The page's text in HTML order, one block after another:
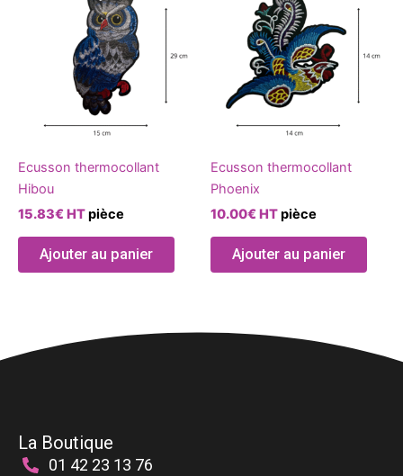
Ecusson thermocollant
Hibou
15.83€ HTpièce
Ajouter au panier
Ecusson thermocollant
Phoenix
10.00€ HTpièce
Ajouter au panier
La Boutique
01 42 23 13 76